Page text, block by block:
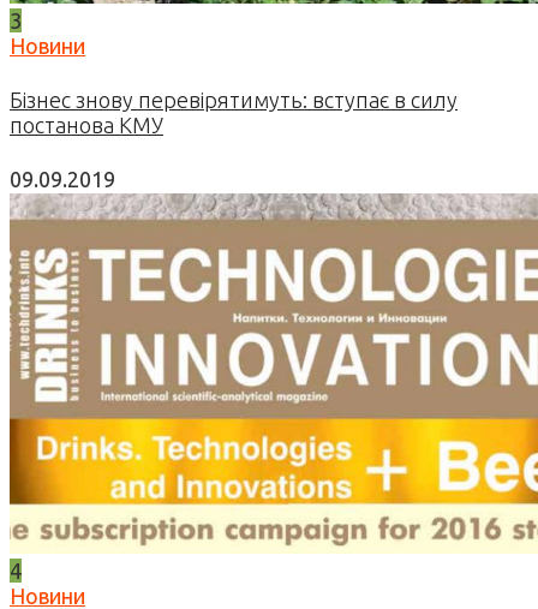
3
Новини
Бізнес знову перевірятимуть: вступає в силу
постанова КМУ
09.09.2019
4
Новини